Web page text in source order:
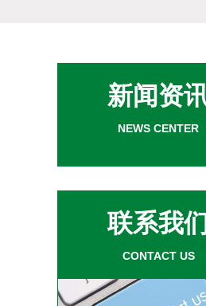
新闻资
NEWS CENTER
联系我
CONTACT US